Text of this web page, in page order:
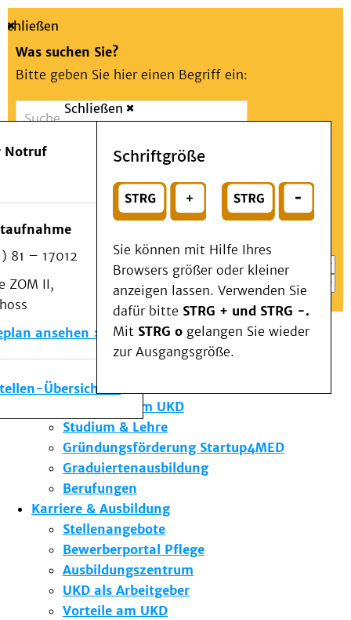
Suche
Schließen
Was suchen Sie?
Bitte geben Sie hier einen Begriff ein:
Suchen
oder
Wählen Sie ein Thema für Ihren Schnelleinstieg
Notfall
Schließen
Notruf
81 – 17012
ZOM II,
ansehen
Übersicht
Schriftgröße
Sie können mit Hilfe Ihres
Browsers größer oder kleiner
anzeigen lassen. Verwenden Sie
dafür bitte STRG + und STRG -.
Mit STRG o gelangen Sie wieder
zur Ausgangsgröße.
Menü
Patienten & Besucher
Kliniken/Institute/Zentren
Als Patient am UKD
Beratung und Unterstützung
Veranstaltungen
Kommunikation im Medizinwesen (KIM)
Notfall
Forschung & Lehre
Die Institute des UKD
Forschung am UKD
Studium & Lehre
Gründungsförderung Startup4MED
Graduiertenausbildung
Berufungen
Karriere & Ausbildung
Stellenangebote
Bewerberportal Pflege
Ausbildungszentrum
UKD als Arbeitgeber
Vorteile am UKD